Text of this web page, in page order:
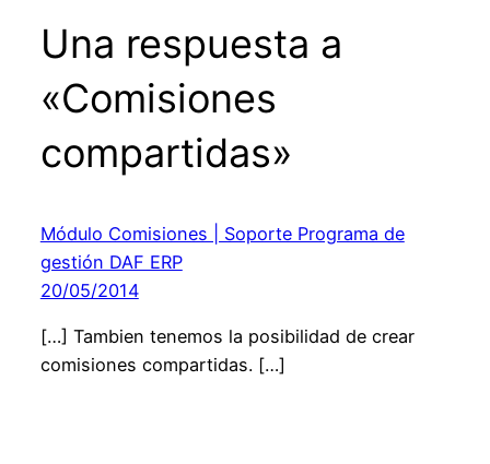
Una respuesta a
«Comisiones
compartidas»
Módulo Comisiones | Soporte Programa de
gestión DAF ERP
20/05/2014
[…] Tambien tenemos la posibilidad de crear
comisiones compartidas. […]